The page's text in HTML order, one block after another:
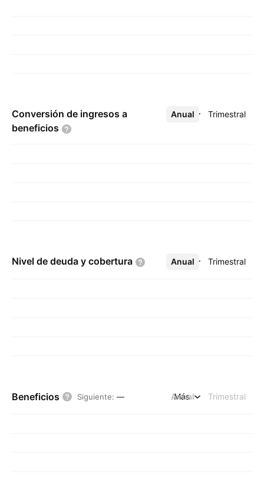
Conversión de ingresos a
beneficios
Anual Trimestral
Más
Nivel de deuda y cobertura Anual Trimestral
Más
Beneficios Siguiente: — Anual Trimestral
Más